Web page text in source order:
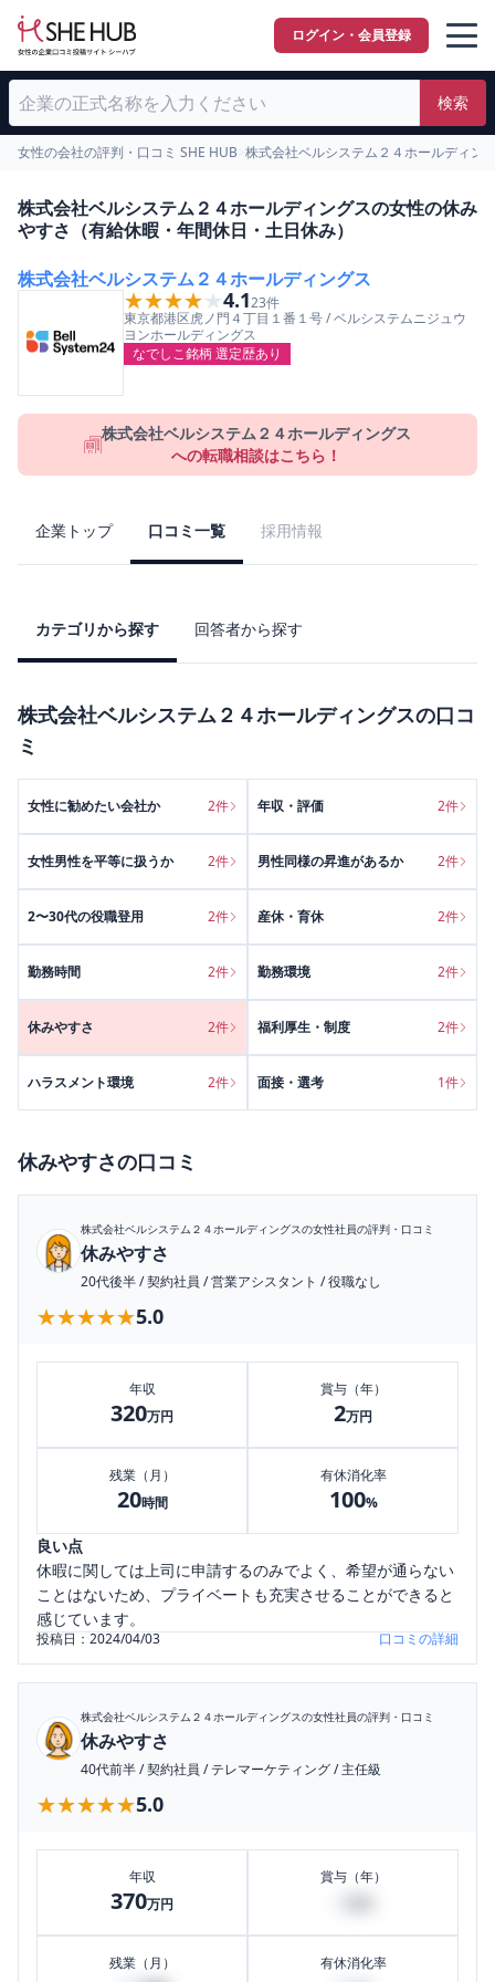
ログイン・会員登録
検索
女性の会社の評判・口コミ SHE HUB 株式会社ベルシステム２４ホールディン
株式会社ベルシステム２４ホールディングスの女性の休み
やすさ（有給休暇・年間休日・土日休み）
株式会社ベルシステム２４ホールディングス
★★★★★
★★★★★4.123件
東京都港区虎ノ門４丁目１番１号/ベルシステムニジュウ
ヨンホールディングス
なでしこ銘柄 選定歴あり
株式会社ベルシステム２４ホールディングス
への転職相談はこちら！
企業トップ 口コミ一覧 採用情報
カテゴリから探す 回答者から探す
株式会社ベルシステム２４ホールディングスの口コ
ミ
女性に勧めたい会社か 2件 年収・評価 2件
女性男性を平等に扱うか 2件 男性同様の昇進があるか 2件
2〜30代の役職登用 2件 産休・育休 2件
勤務時間 2件 勤務環境 2件
休みやすさ 2件 福利厚生・制度 2件
ハラスメント環境 2件 面接・選考 1件
休みやすさの口コミ
株式会社ベルシステム２４ホールディングスの女性社員の評判・口コミ
休みやすさ
20代後半/契約社員 /営業アシスタント /役職なし
★★★★★
★★★★★5.0
年収
320万円
賞与（年）
2万円
残業（月）
20時間
有休消化率
100%
良い点
休暇に関しては上司に申請するのみでよく、希望が通らない
ことはないため、プライベートも充実させることができると
感じています。
投稿日：2024/04/03 口コミの詳細
株式会社ベルシステム２４ホールディングスの女性社員の評判・口コミ
休みやすさ
40代前半/契約社員 /テレマーケティング/主任級
★★★★★
★★★★★5.0
年収
370万円
賞与（年）
残業（月） 有休消化率